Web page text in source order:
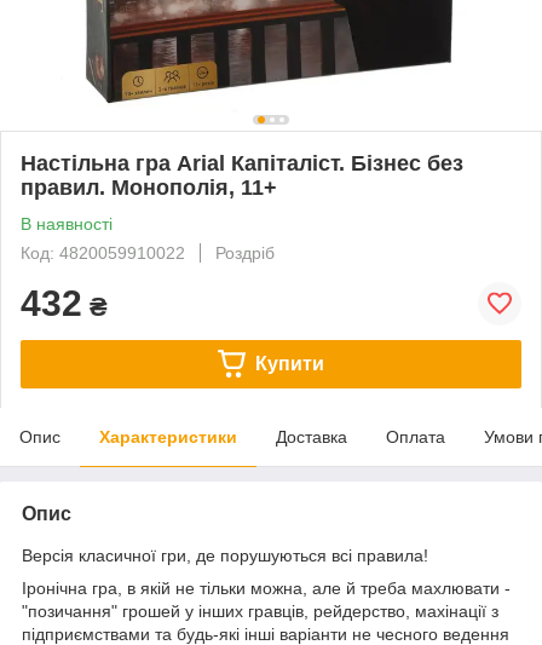
Настільна гра Arial Капіталіст. Бізнес без
правил. Монополія, 11+
В наявності
Код: 4820059910022
Роздріб
432 ₴
Купити
Опис Характеристики Доставка Оплата Умови
Опис
Версія класичної гри, де порушуються всі правила!
Іронічна гра, в якій не тільки можна, але й треба махлювати -
"позичання" грошей у інших гравців, рейдерство, махінації з
підприємствами та будь-які інші варіанти не чесного ведення